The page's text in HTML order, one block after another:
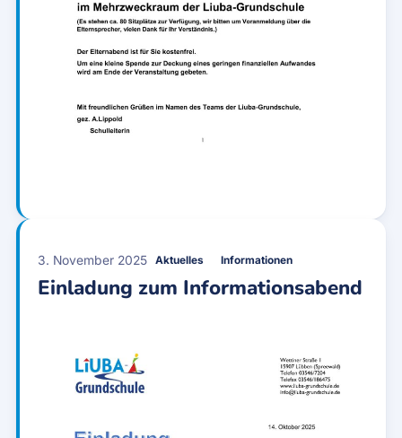
3. November 2025 Aktuelles Informationen
Einladung zum Informationsabend